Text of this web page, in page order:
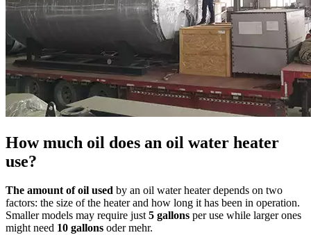
How much oil does an oil water heater
use?
The amount of oil used by an oil water heater depends on two
factors: the size of the heater and how long it has been in operation.
Smaller models may require just 5 gallons per use while larger ones
might need 10 gallons oder mehr.